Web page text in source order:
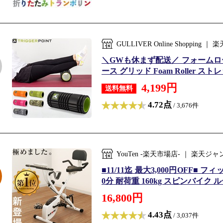
GULLIVER Online Shopping ｜
＼GWも休まず配送／ フォーム
ース グリッド Foam Roller スト
送料無料 4,199円
4.72点 / 3,676件
YouTen -楽天市場店- ｜ 楽天ジ
■11/11迄 最大3,000円OFF■ フィ
0分 耐荷重 160kg スピンバイク
16,800円
4.43点 / 3,037件